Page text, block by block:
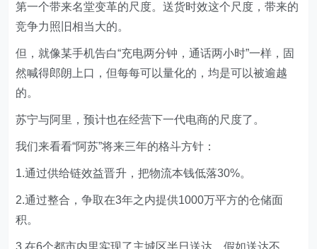
第一个带来名堂变革的尺度。送货时效这个尺度，带来的
竞争力照旧相当大的。
但，就像某手机告白“充电两分钟，通话两小时”一样，固
然喊得郎朗上口，但每每可以量化的，均是可以被逾越
的。
苏宁与阿里，预计也在经营下一代电商的尺度了。
我们来看看“阿苏”将来三年的格斗方针：
1.通过供给链效益晋升，把物流本钱低落30%。
2.通过整合，争取在3年之内提供1000万平方的仓储面
积。
3.在6个都市内里实现了主城区半日送达，假如送达不